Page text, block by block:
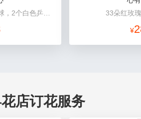
33朵红玫
¥
店订花服务